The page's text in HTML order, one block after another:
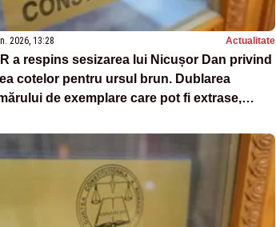
2026, 13:28 Actualitate
a respins sesizarea lui Nicușor Dan privind
cotelor pentru ursul brun. Dublarea
de exemplare care pot fi extrase,